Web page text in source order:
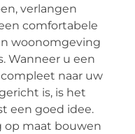
verlangen
comfortabele
woonomgeving
Wanneer u een
naar uw
is, is het
een goed idee.
op maat bouwen